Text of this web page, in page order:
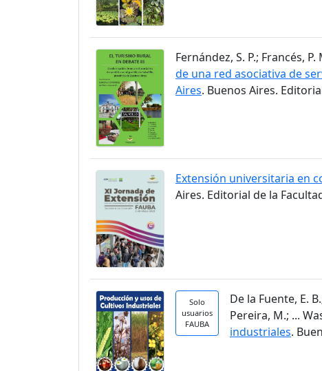
Fernández, S. P.; Francés, P.
de una red asociativa de
Aires. Buenos Aires.
Extensión universitaria en
Aires. Editorial de la
Solo
usuarios
FAUBA
De la Fuente, E.
Pereira, M.; ...
industriales.